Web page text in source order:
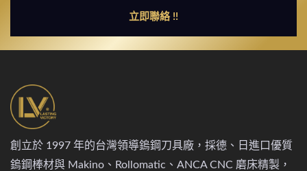
立即聯絡 !!
創立於 1997 年的台灣領導鎢鋼刀具廠，採德、日進口優質
鎢鋼棒材與 Makino、Rollomatic、ANCA CNC 磨床精製，